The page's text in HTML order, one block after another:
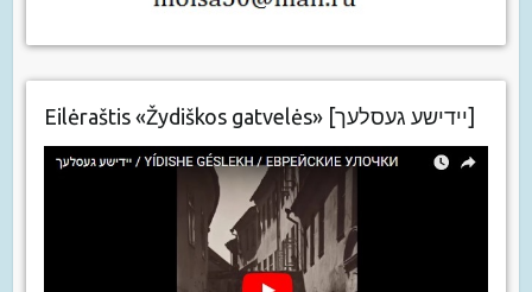
Eilėraštis «Žydiškos gatvelės» [יידישע געסלעך]